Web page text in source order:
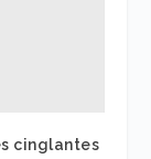
cinglantes